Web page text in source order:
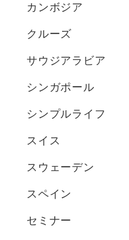
カンボジア
クルーズ
サウジアラビア
シンガポール
シンプルライフ
スイス
スウェーデン
スペイン
セミナー